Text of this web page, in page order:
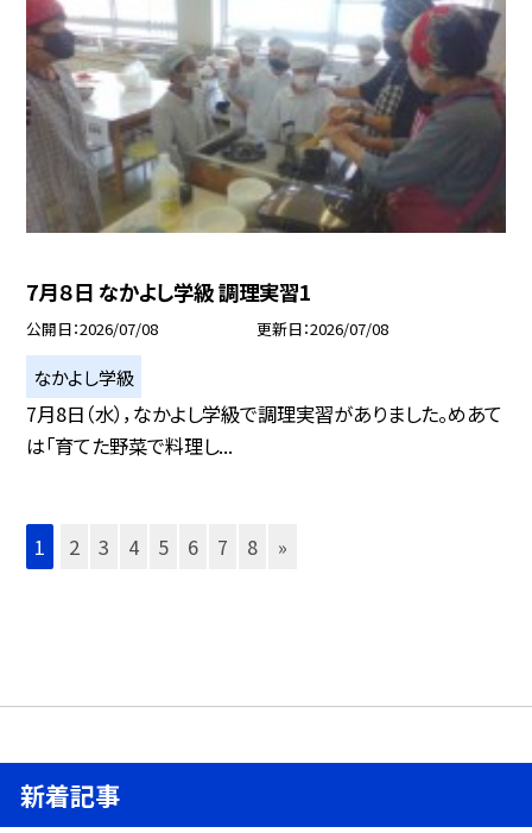
7月８日 なかよし学級 調理実習1
公開日 2026/07/08 更新日 2026/07/08
なかよし学級
7月8日（水），なかよし学級で調理実習がありました。めあて
は「育てた野菜で料理し...
1 2 3 4 5 6 7 8 »
新着記事